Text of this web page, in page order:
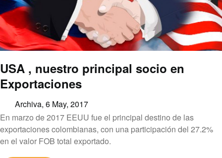
USA , nuestro principal socio en
Exportaciones
Archiva, 6 May, 2017
En marzo de 2017 EEUU fue el principal destino de las
exportaciones colombianas, con una participación del 27.2%
en el valor FOB total exportado.